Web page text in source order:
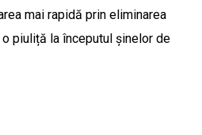
mai rapidă prin eliminarea
piuliță la începutul șinelor de